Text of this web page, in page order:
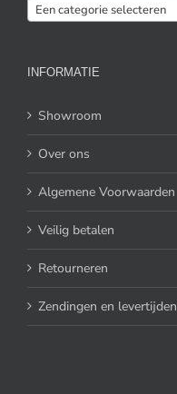
Een categorie selecteren
INFORMATIE
Showroom
Over ons
Algemene Voorwaarden
Veilig betalen
Retourneren
Zendingen en levertijden